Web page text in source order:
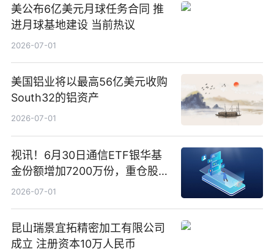
美公布6亿美元月球任务合同 推
进月球基地建设 当前热议
2026-07-01
美国铝业将以最高56亿美元收购
South32的铝资产
2026-07-01
视讯！6月30日通信ETF银华基
金份额增加7200万份，重仓股新
易盛、中际旭创、立讯精密
2026-07-01
昆山瑞景宜拓精密加工有限公司
成立 注册资本10万人民币